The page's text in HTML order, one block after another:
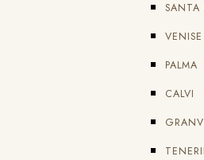
SANTA
VENISE
PALMA
CALVI